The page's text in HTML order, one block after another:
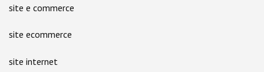
site e commerce
site ecommerce
site internet